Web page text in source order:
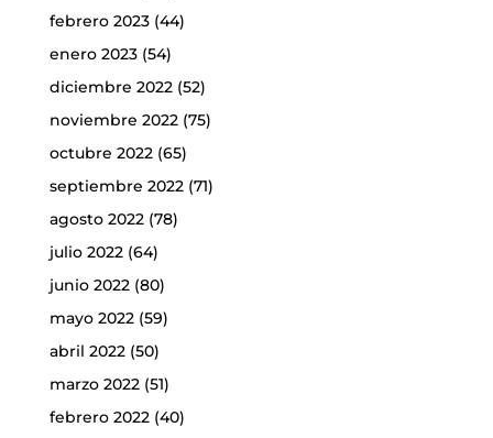
febrero 2023(44)
enero 2023(54)
diciembre 2022(52)
noviembre 2022(75)
octubre 2022(65)
septiembre 2022(71)
agosto 2022(78)
julio 2022(64)
junio 2022(80)
mayo 2022(59)
abril 2022(50)
marzo 2022(51)
febrero 2022(40)